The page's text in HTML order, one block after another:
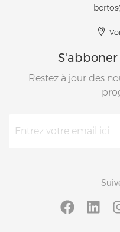
Restez à jour des